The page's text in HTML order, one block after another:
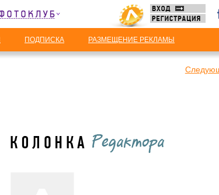
ПОДПИСКА РАЗМЕЩЕНИЕ РЕКЛАМЫ